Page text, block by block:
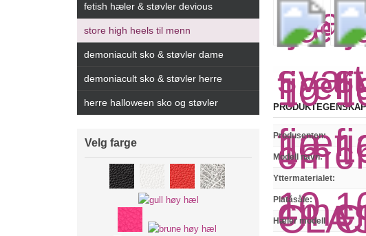
Produsenten:
Modell navn:
Yttermaterialet:
Platåsåle:
Hæler modell
fetish hæler & støvler devious
store high heels til menn
demoniacult sko & støvler dame
demoniacult sko & støvler herre
herre halloween sko og støvler
Velg farge